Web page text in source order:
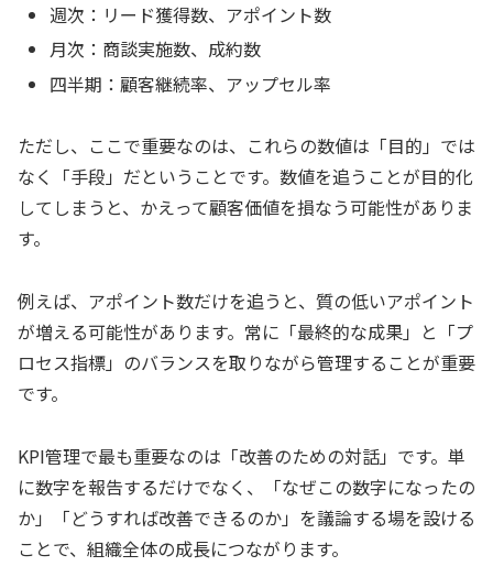
週次：リード獲得数、アポイント数
月次：商談実施数、成約数
四半期：顧客継続率、アップセル率
ただし、ここで重要なのは、これらの数値は「目的」では
なく「手段」だということです。数値を追うことが目的化
してしまうと、かえって顧客価値を損なう可能性がありま
す。
例えば、アポイント数だけを追うと、質の低いアポイント
が増える可能性があります。常に「最終的な成果」と「プ
ロセス指標」のバランスを取りながら管理することが重要
です。
KPI管理で最も重要なのは「改善のための対話」です。単
に数字を報告するだけでなく、「なぜこの数字になったの
か」「どうすれば改善できるのか」を議論する場を設ける
ことで、組織全体の成長につながります。